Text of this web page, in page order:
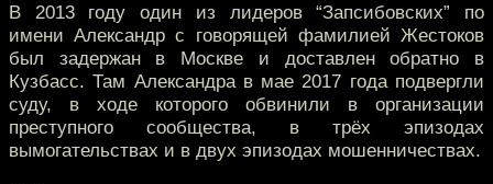
В 2013 году один из лидеров “Запсибовских” по
имени Александр с говорящей фамилией Жестоков
был задержан в Москве и доставлен обратно в
Кузбасс. Там Александра в мае 2017 года подвергли
суду, в ходе которого обвинили в организации
преступного сообщества, в трёх эпизодах
вымогательствах и в двух эпизодах мошенничествах.